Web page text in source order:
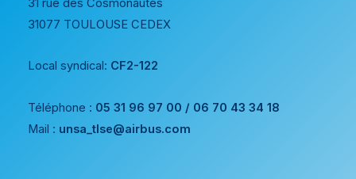
31 rue des Cosmonautes
31077 TOULOUSE CEDEX
Local syndical: CF2-122
Téléphone : 05 31 96 97 00 / 06 70 43 34 18
Mail : unsa_tlse@airbus.com